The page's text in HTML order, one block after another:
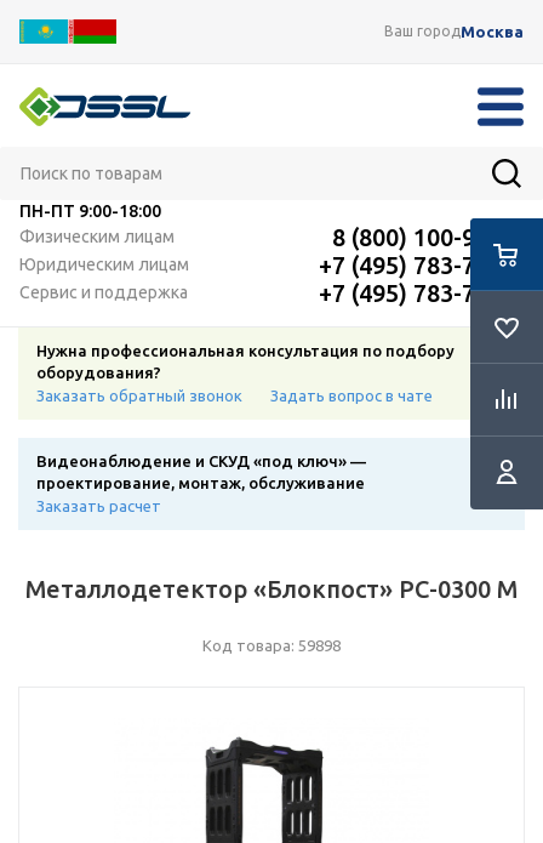
Ваш городМосква
ПН-ПТ 9:00-18:00
Физическим лицам
8 (800) 100-91-12
Юридическим лицам +7 (495) 783-72-87
Сервис и поддержка +7 (495) 783-72-87
Нужна профессиональная консультация по подбору
оборудования?
Заказать обратный звонок
Задать вопрос в чате
Видеонаблюдение и СКУД «под ключ» —
проектирование, монтаж, обслуживание
Заказать расчет
Металлодетектор «Блокпост» РС-0300 М
Код товара: 59898